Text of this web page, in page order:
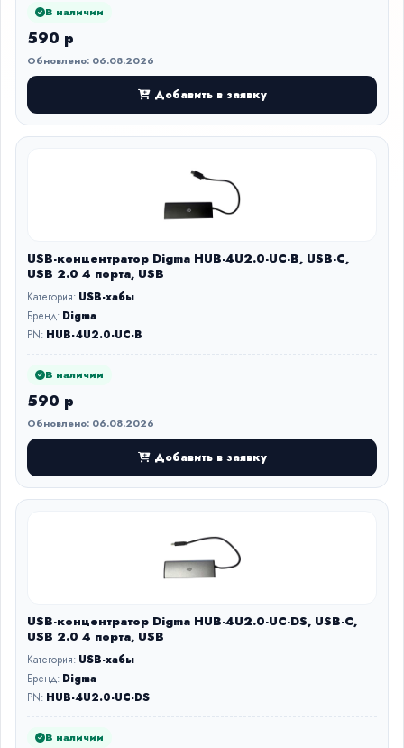
В наличии
590 р
Обновлено: 06.08.2026
Добавить в заявку
USB-концентратор Digma HUB-4U2.0-UC-B, USB-C,
USB 2.0 4 порта, USB
Категория: USB-хабы
Бренд: Digma
PN: HUB-4U2.0-UC-B
В наличии
590 р
Обновлено: 06.08.2026
Добавить в заявку
USB-концентратор Digma HUB-4U2.0-UC-DS, USB-C,
USB 2.0 4 порта, USB
Категория: USB-хабы
Бренд: Digma
PN: HUB-4U2.0-UC-DS
В наличии